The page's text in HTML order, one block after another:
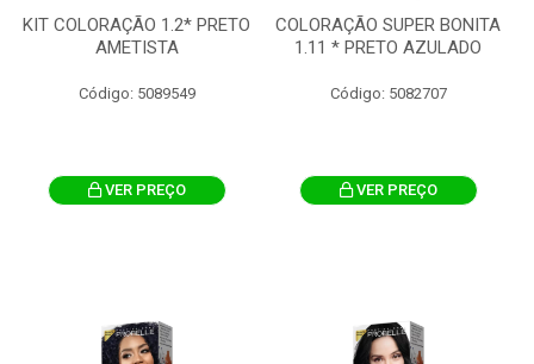
KIT COLORAÇÃO 1.2* PRETO
AMETISTA
Código: 5089549
VER PREÇO
COLORAÇÃO SUPER BONITA
1.11 * PRETO AZULADO
Código: 5082707
VER PREÇO